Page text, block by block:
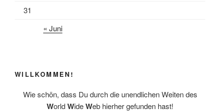
31
« Juni
WILLKOMMEN!
Wie schön, dass Du durch die unendlichen Weiten des
WorldWideWeb hierher gefunden hast!